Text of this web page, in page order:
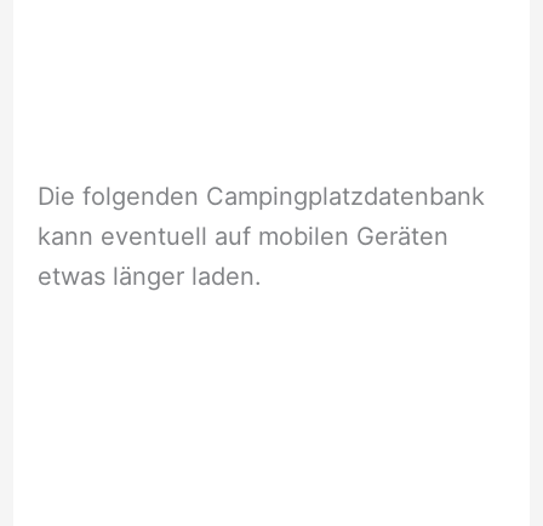
Die folgenden Campingplatzdatenbank
kann eventuell auf mobilen Geräten
etwas länger laden.